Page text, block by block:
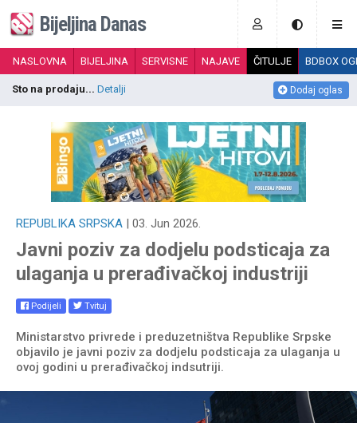
Bijeljina Danas
NASLOVNA BIJELJINA SERVISNE NAJAVE ČITULJE BDBOX
Dodaj oglas
MINI ŠPORET električni...
REPUBLIKA SRPSKA | 03. Jun 2026.
Javni poziv za dodjelu podsticaja za
ulaganja u prerađivačkoj industriji
Podijeli Tvituj
Ministarstvo privrede i preduzetništva Republike Srpske
objavilo je javni poziv za dodjelu podsticaja za ulaganja u
ovoj godini u prerađivačkoj indsutriji.